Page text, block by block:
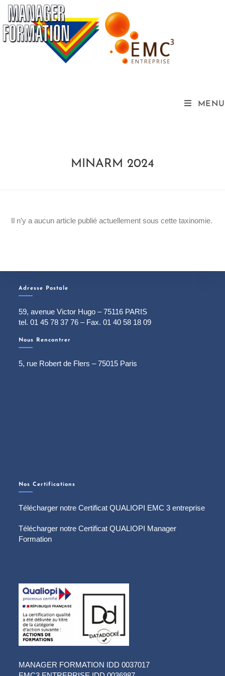
MENU
MINARM 2024
Il n’y a aucun article publié actuellement sous cette taxinomie.
Adresse Postale
59, avenue Victor Hugo – 75116 PARIS
tel. 01 45 78 37 76 – Fax. 01 40 58 18 09
Nous Rencontrer
5, rue Robert de Flers – 75015 Paris
Nos Certifications
Télécharger notre Certificat QUALIOPI EMC 3 entreprise
Télécharger notre Certificat QUALIOPI Manager
Formation
MANAGER FORMATION IDD 0037017